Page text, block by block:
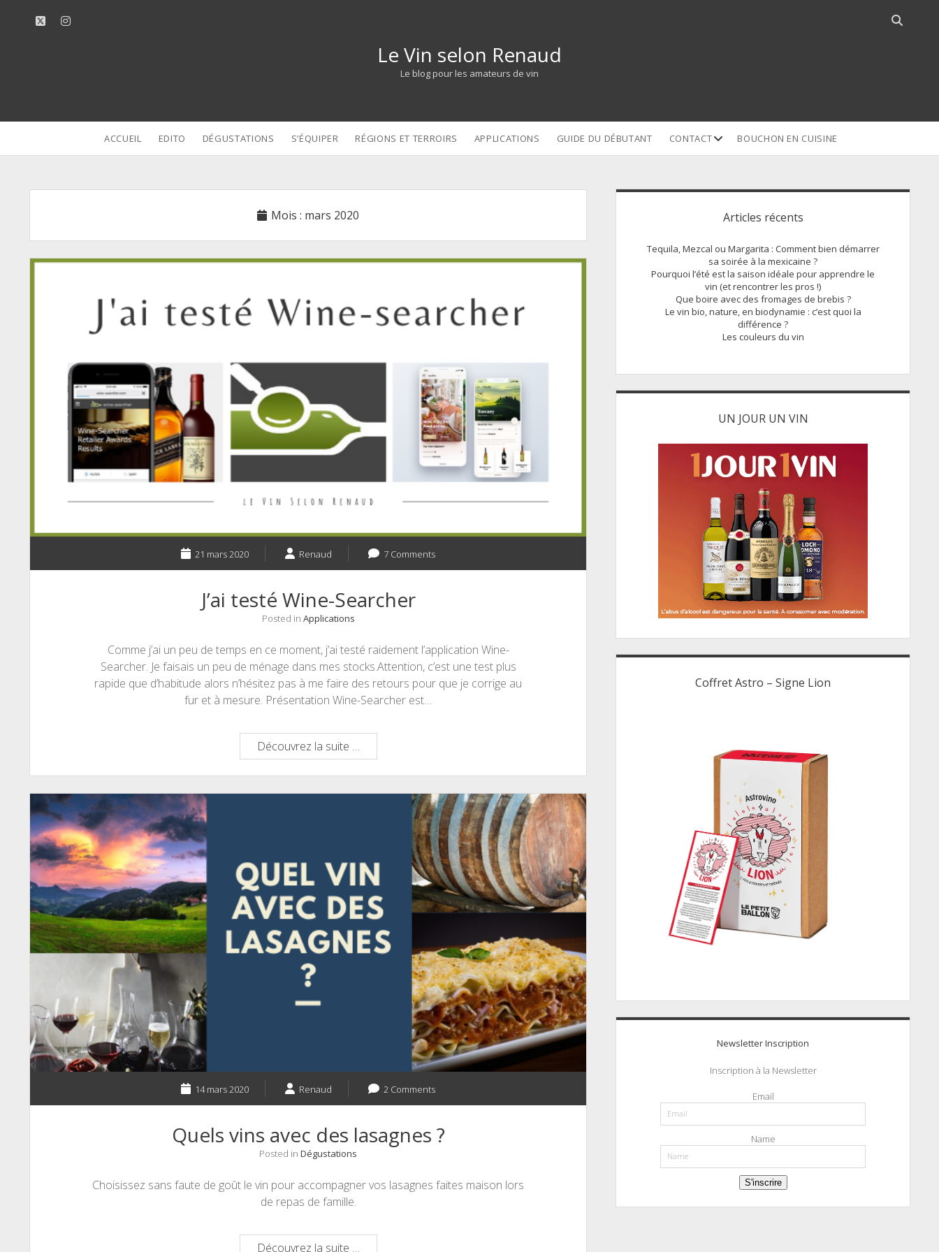
twitterinstagram
Open
Le Vin selon Renaud
Le blog pour les amateurs de vin
ACCUEIL EDITO DÉGUSTATIONS S’ÉQUIPER RÉGIONS ET TERROIRS APPLICATIONS GUIDE DU DÉBUTANT CONTACTopenBOUCHON EN CUISINE
Mois : mars 2020
21 mars 2020 Renaud 7 Comments
J’ai testé Wine-Searcher
Posted in Applications
Comme j’ai un peu de temps en ce moment, j’ai testé raidement l’application Wine-
Searcher. Je faisais un peu de ménage dans mes stocks.Attention, c’est une test plus
rapide que d’habitude alors n’hésitez pas à me faire des retours pour que je corrige au
fur et à mesure. Présentation Wine-Searcher est…
Découvrez la suite …
testé
Wine-
Searcher
14 mars 2020 Renaud 2 Comments
Quels vins avec des lasagnes ?
Posted in Dégustations
Choisissez sans faute de goût le vin pour accompagner vos lasagnes faites maison lors
de repas de famille.
Découvrez la suite …
Sidebar
Articles récents
Tequila, Mezcal ou Margarita : Comment bien démarrer
sa soirée à la mexicaine ?
Pourquoi l’été est la saison idéale pour apprendre le
vin (et rencontrer les pros !)
Que boire avec des fromages de brebis ?
Le vin bio, nature, en biodynamie : c’est quoi la
différence ?
Les couleurs du vin
UN JOUR UN VIN
Coffret Astro – Signe Lion
Newsletter Inscription
Inscription à la Newsletter
Email
Name
S'inscrire